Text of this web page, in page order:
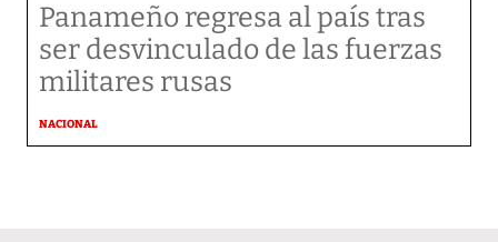
Panameño regresa al país tras
ser desvinculado de las fuerzas
militares rusas
NACIONAL